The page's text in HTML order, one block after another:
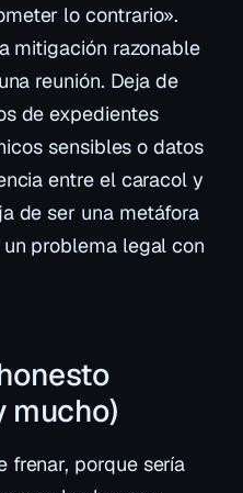
lo contrario».
mitigación razonable
reunión. Deja de
de expedientes
sensibles o datos
entre el caracol y
de ser una metáfora
problema legal con
mucho)
frenar, porque sería